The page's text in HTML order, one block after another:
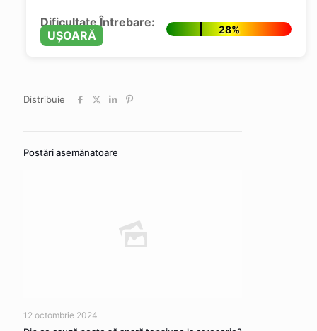
Dificultate Întrebare:
UȘOARĂ
28%
Distribuie
Postări asemănatoare
12 octombrie 2024